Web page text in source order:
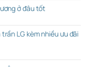
ở đâu tốt
LG kèm nhiều ưu đãi